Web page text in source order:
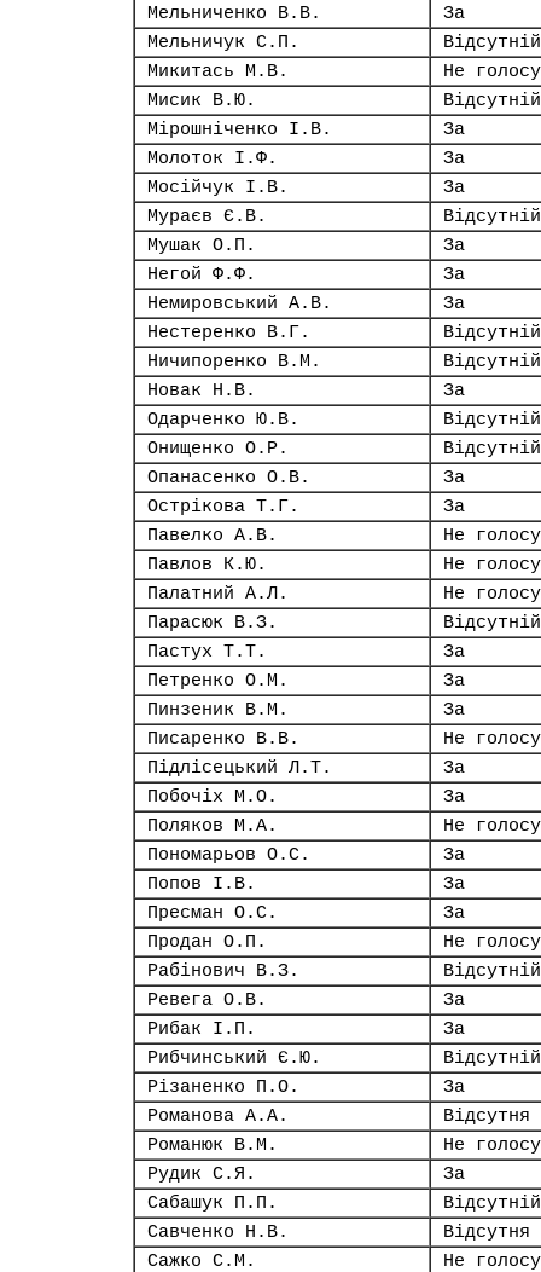
Мельниченко В.В.
За
Мельничук С.П.
Відсутній
Микитась М.В.
Не
Мисик В.Ю.
Відсутній
Мірошніченко І.В.
За
Молоток І.Ф.
За
Мосійчук І.В.
За
Мураєв Є.В.
Відсутній
Мушак О.П.
За
Негой Ф.Ф.
За
Немировський А.В.
За
Нестеренко В.Г.
Відсутній
Ничипоренко В.М.
Відсутній
Новак Н.В.
За
Одарченко Ю.В.
Відсутній
Онищенко О.Р.
Відсутній
Опанасенко О.В.
За
Острікова Т.Г.
За
Павелко А.В.
Не
Павлов К.Ю.
Не
Палатний А.Л.
Не
Парасюк В.З.
Відсутній
Пастух Т.Т.
За
Петренко О.М.
За
Пинзеник В.М.
За
Писаренко В.В.
Не
Підлісецький Л.Т.
За
Побочіх М.О.
За
Поляков М.А.
Не
Пономарьов О.С.
За
Попов І.В.
За
Пресман О.С.
За
Продан О.П.
Не
Рабінович В.З.
Відсутній
Ревега О.В.
За
Рибак І.П.
За
Рибчинський Є.Ю.
Відсутній
Різаненко П.О.
За
Романова А.А.
Відсутня
Романюк В.М.
Не
Рудик С.Я.
За
Сабашук П.П.
Відсутній
Савченко Н.В.
Відсутня
Сажко С.М.
Не